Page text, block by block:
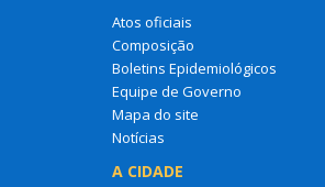
Atos oficiais
Composição
Boletins Epidemiológicos
Equipe de Governo
Mapa do site
Notícias
A CIDADE